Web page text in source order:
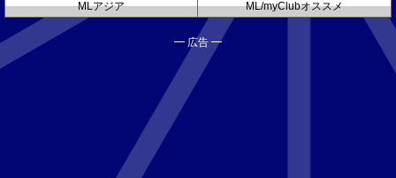
MLアジア
ML/myClubオススメ
━ 広告 ━